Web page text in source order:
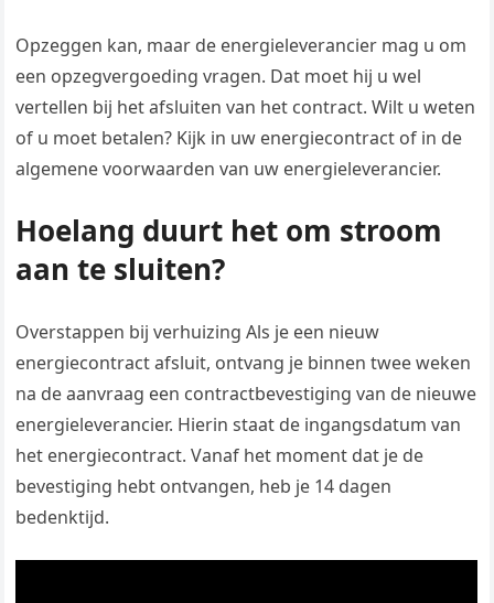
Opzeggen kan, maar de energieleverancier mag u om
een opzegvergoeding vragen. Dat moet hij u wel
vertellen bij het afsluiten van het contract. Wilt u weten
of u moet betalen? Kijk in uw energiecontract of in de
algemene voorwaarden van uw energieleverancier.
Hoelang duurt het om stroom
aan te sluiten?
Overstappen bij verhuizing Als je een nieuw
energiecontract afsluit, ontvang je binnen twee weken
na de aanvraag een contractbevestiging van de nieuwe
energieleverancier. Hierin staat de ingangsdatum van
het energiecontract. Vanaf het moment dat je de
bevestiging hebt ontvangen, heb je 14 dagen
bedenktijd.